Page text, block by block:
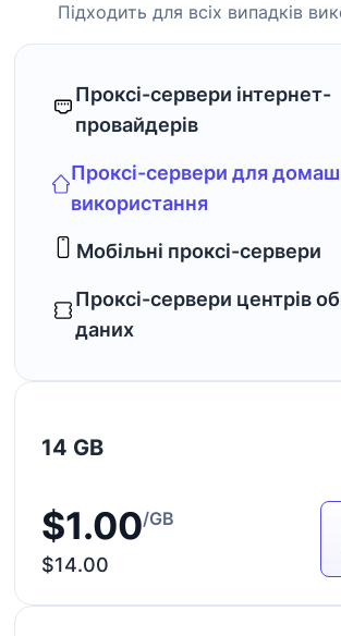
Підходить для всіх випадків
Проксі-сервери інтернет-
провайдерів
Проксі-сервери для
використання
Мобільні проксі-сервери
Проксі-сервери центрів
даних
14 GB
$1.00/GB
$14.00